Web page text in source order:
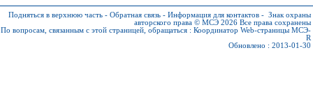
Подняться в верхнюю часть - Обратная связь - Информация для контактов - Знак охраны
авторского права © МСЭ 2026 Все права сохранены
По вопросам, связанным с этой страницей, обращаться : Координатор Web-страницы МСЭ-
R
Обновлено : 2013-01-30